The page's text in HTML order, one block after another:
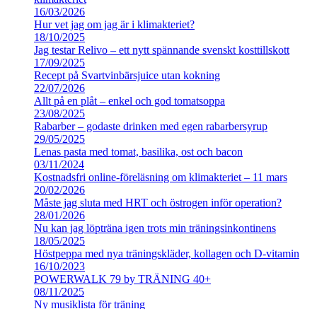
16/03/2026
Hur vet jag om jag är i klimakteriet?
18/10/2025
Jag testar Relivo – ett nytt spännande svenskt kosttillskott
17/09/2025
Recept på Svartvinbärsjuice utan kokning
22/07/2026
Allt på en plåt – enkel och god tomatsoppa
23/08/2025
Rabarber – godaste drinken med egen rabarbersyrup
29/05/2025
Lenas pasta med tomat, basilika, ost och bacon
03/11/2024
Kostnadsfri online-föreläsning om klimakteriet – 11 mars
20/02/2026
Måste jag sluta med HRT och östrogen inför operation?
28/01/2026
Nu kan jag löpträna igen trots min träningsinkontinens
18/05/2025
Höstpeppa med nya träningskläder, kollagen och D-vitamin
16/10/2023
POWERWALK 79 by TRÄNING 40+
08/11/2025
Ny musiklista för träning